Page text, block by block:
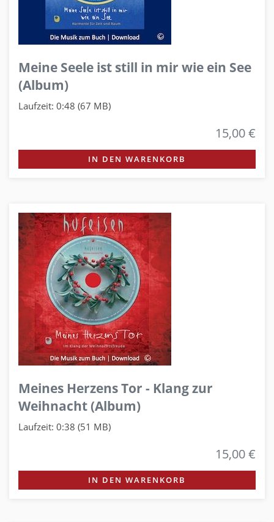
Meine Seele ist still in mir wie ein See
(Album)
Laufzeit: 0:48 (67 MB)
15,00 €
IN DEN WARENKORB
Meines Herzens Tor - Klang zur
Weihnacht (Album)
Laufzeit: 0:38 (51 MB)
15,00 €
IN DEN WARENKORB